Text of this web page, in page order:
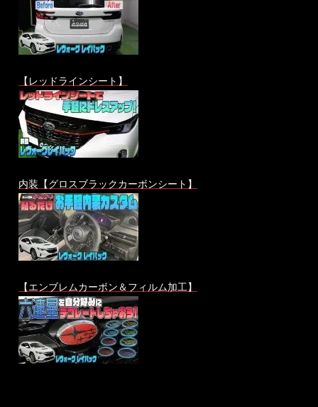
【レッドラインシート】
内装【グロスブラックカーボンシート】
【エンブレムカーボン＆フィルム加工】